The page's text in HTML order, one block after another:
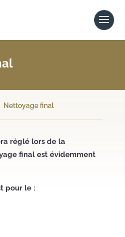
Nettoyage final
réglé lors de la
final est évidemment
pour le :